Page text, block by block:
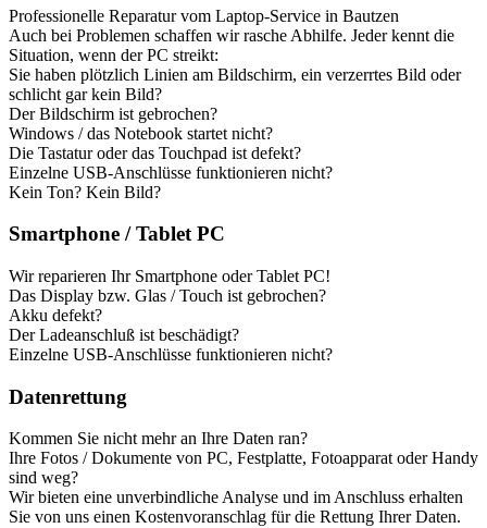
Professionelle Reparatur vom Laptop-Service in Bautzen
Auch bei Problemen schaffen wir rasche Abhilfe. Jeder kennt die
Situation, wenn der PC streikt:
Sie haben plötzlich Linien am Bildschirm, ein verzerrtes Bild oder
schlicht gar kein Bild?
Der Bildschirm ist gebrochen?
Windows / das Notebook startet nicht?
Die Tastatur oder das Touchpad ist defekt?
Einzelne USB-Anschlüsse funktionieren nicht?
Kein Ton? Kein Bild?
Smartphone / Tablet PC
Wir reparieren Ihr Smartphone oder Tablet PC!
Das Display bzw. Glas / Touch ist gebrochen?
Akku defekt?
Der Ladeanschluß ist beschädigt?
Einzelne USB-Anschlüsse funktionieren nicht?
Datenrettung
Kommen Sie nicht mehr an Ihre Daten ran?
Ihre Fotos / Dokumente von PC, Festplatte, Fotoapparat oder Handy
sind weg?
Wir bieten eine unverbindliche Analyse und im Anschluss erhalten
Sie von uns einen Kostenvoranschlag für die Rettung Ihrer Daten.